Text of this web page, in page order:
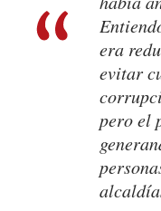
era
evitar
pero el